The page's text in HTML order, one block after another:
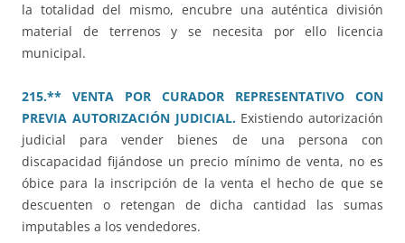
la totalidad del mismo, encubre una auténtica división
material de terrenos y se necesita por ello licencia
municipal.
215.** VENTA POR CURADOR REPRESENTATIVO CON
PREVIA AUTORIZACIÓN JUDICIAL.Existiendo autorización
judicial para vender bienes de una persona con
discapacidad fijándose un precio mínimo de venta, no es
óbice para la inscripción de la venta el hecho de que se
descuenten o retengan de dicha cantidad las sumas
imputables a los vendedores.